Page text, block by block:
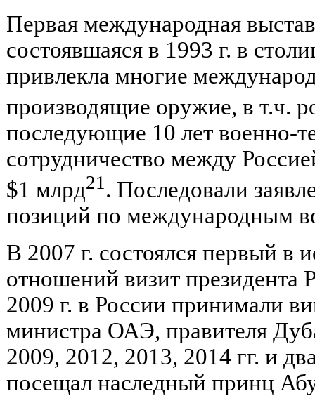
Первая международная
состоявшаяся в 1993 г. в
привлекла многие
производящие оружие, в т.ч.
последующие 10 лет военно-
сотрудничество между
$1 млрд21 . Последовали
позиций по международным
В 2007 г. состоялся первый в
отношений визит
2009 г. в России принимали
министра ОАЭ, правителя
2009, 2012, 2013, 2014 гг. и
посещал наследный принц